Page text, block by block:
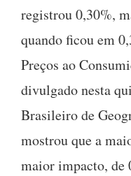
registrou 0,30%,
quando ficou em
Preços ao
divulgado nesta
Brasileiro de
mostrou que a
maior impacto, de